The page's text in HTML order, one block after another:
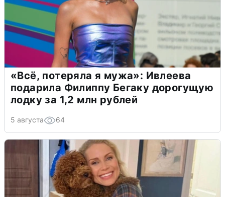
«Всё, потеряла я мужа»: Ивлеева
подарила Филиппу Бегаку дорогущую
лодку за 1,2 млн рублей
5 августа 64